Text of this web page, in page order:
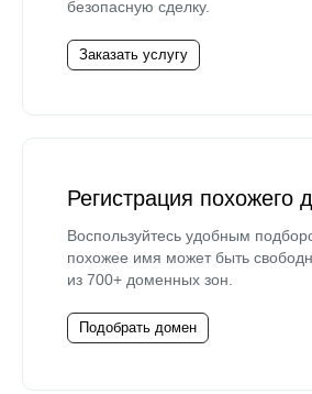
безопасную сделку.
Заказать услугу
Регистрация похожего
Воспользуйтесь удобным
похожее имя может быть
из 700+ доменных зон.
Подобрать домен